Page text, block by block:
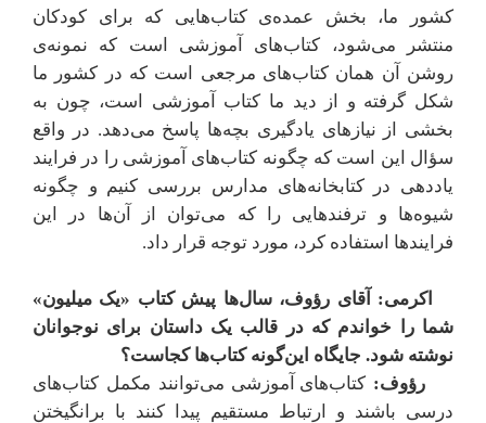
کشور ما، بخش عمده‌ی کتاب‌هایی که برای کودکان
منتشر می‌شود، کتاب‌های آموزشی است که نمونه‌ی
روشن آن همان کتاب‌های مرجعی است که در کشور ما
شکل گرفته و از دید ما کتاب آموزشی است، چون به
بخشی از نیازهای یادگیری بچه‌ها پاسخ می‌دهد. در واقع
سؤال این است که چگونه کتاب‌های آموزشی را در فرایند
یاددهی در کتابخانه‌های مدارس بررسی کنیم و چگونه
شیوه‌ها و ترفندهایی را که می‌توان از آن‌ها در این
فرایندها استفاده کرد، مورد توجه قرار داد.
اکرمی: آقای رؤوف، سال‌ها پیش کتاب «یک میلیون»
شما را خواندم که در قالب یک داستان برای نوجوانان
نوشته شود. جایگاه این‌گونه کتاب‌ها کجاست؟
رؤوف: کتاب‌های آموزشی می‌توانند مکمل کتاب‌های
درسی باشند و ارتباط مستقیم پیدا کنند با برانگیختن